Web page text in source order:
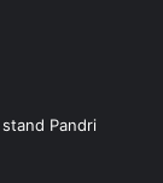
Pandri